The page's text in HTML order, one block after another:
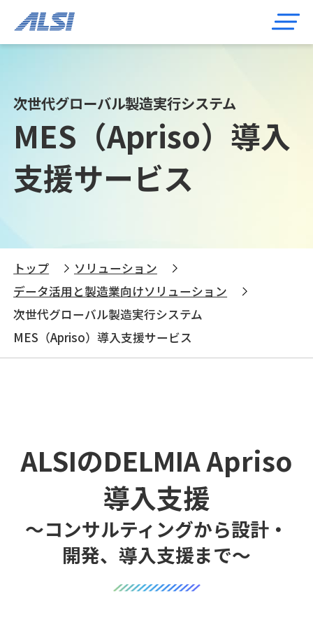
次世代グローバル製造実行システム
MES（Apriso）導入
支援サービス
トップ
ソリューション
データ活用と製造業向けソリューション
次世代グローバル製造実行システム
MES（Apriso）導入支援サービス
ALSIのDELMIA Apriso
導入支援
～コンサルティングから設計・
開発、 導入支援まで～